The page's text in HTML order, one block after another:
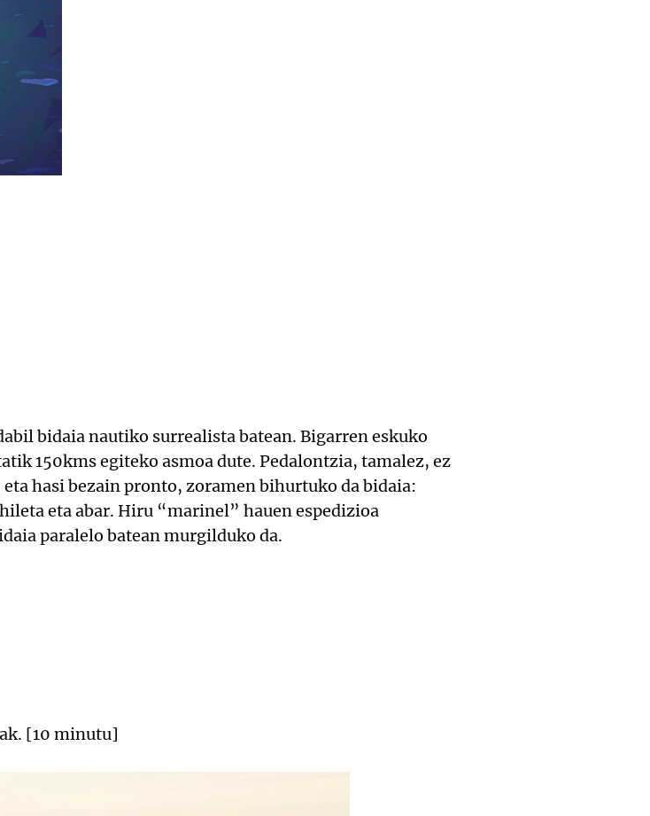
bidaia nautiko surrealista batean. Bigarren eskuko
150kms egiteko asmoa dute. Pedalontzia, tamalez, ez
hasi bezain pronto, zoramen bihurtuko da bidaia:
eta abar. Hiru “marinel” hauen espedizioa
paralelo batean murgilduko da.
[10 minutu]